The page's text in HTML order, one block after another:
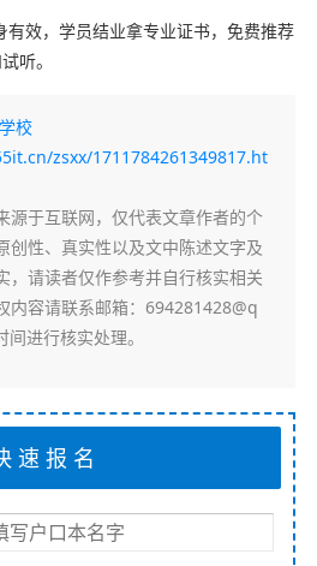
有效，学员结业拿专业证书，免费推荐
听。
校
zsxx/1711784261349817.ht
源于互联网，仅代表文章作者的个
创性、真实性以及文中陈述文字及
，请读者仅作参考并自行核实相关
内容请联系邮箱：694281428@q
进行核实处理。